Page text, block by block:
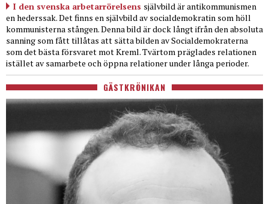
I den svenska arbetarrörelsens självbild är antikommunismen
en hederssak. Det finns en självbild av socialdemokratin som höll
kommunisterna stången. Denna bild är dock långt ifrån den absoluta
sanning som fått tillåtas att sätta bilden av Socialdemokraterna
som det bästa försvaret mot Kreml. Tvärtom präglades relationen
istället av samarbete och öppna relationer under långa perioder.
GÄSTKRÖNIKAN